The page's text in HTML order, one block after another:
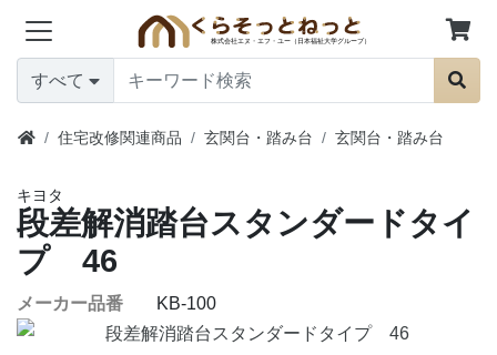
すべて
住宅改修関連商品 玄関台・踏み台 玄関台・踏み台
キヨタ
段差解消踏台スタンダードタイ
プ 46
メーカー品番 KB-100